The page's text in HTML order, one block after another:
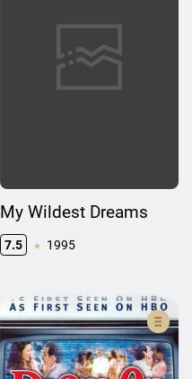
My Wildest Dreams
7.5 1995